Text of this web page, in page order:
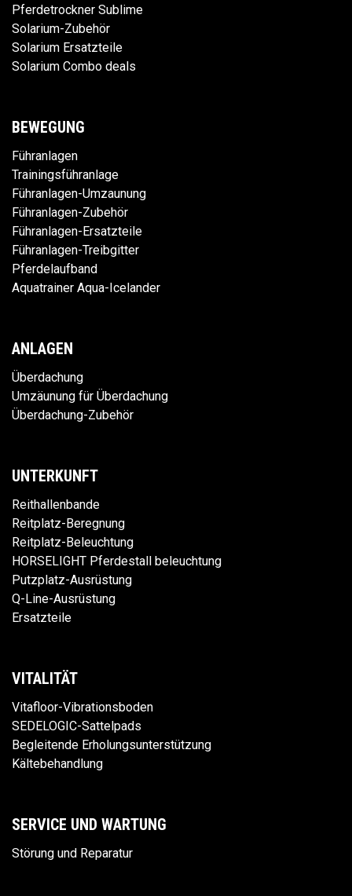
Pferdetrockner Sublime
Solarium-Zubehör
Solarium Ersatzteile
Solarium Combo deals
BEWEGUNG
Führanlagen
Trainingsführanlage
Führanlagen-Umzaunung
Führanlagen-Zubehör
Führanlagen-Ersatzteile
Führanlagen-Treibgitter
Pferdelaufband
Aquatrainer Aqua-Icelander
ANLAGEN
Überdachung
Umzäunung für Überdachung
Überdachung-Zubehör
UNTERKUNFT
Reithallenbande
Reitplatz-Beregnung
Reitplatz-Beleuchtung
HORSELIGHT Pferdestall beleuchtung
Putzplatz-Ausrüstung
Q-Line-Ausrüstung
Ersatzteile
VITALITÄT
Vitafloor-Vibrationsboden
SEDELOGIC-Sattelpads
Begleitende Erholungsunterstützung
Kältebehandlung
SERVICE UND WARTUNG
Störung und Reparatur